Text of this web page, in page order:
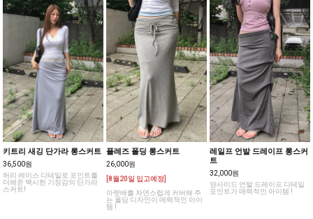
키트리 새깅 단가라 롱스커트
36,500원
허리 레이스 디테일로 포인트를
더해준 맥시한 기장감의 단가라
스커트!
플레즈 폴딩 롱스커트
26,000원
[8월20일 입고예정]
아랫배를 자연스럽게 커버해 주
는 폴딩 디자인이 메력적인 아이
템 !
레일프 언발 드레이프 롱스커
트
32,000원
양사이드 언발 드레이프 디테일
포인트가 매력적인 아이템 !